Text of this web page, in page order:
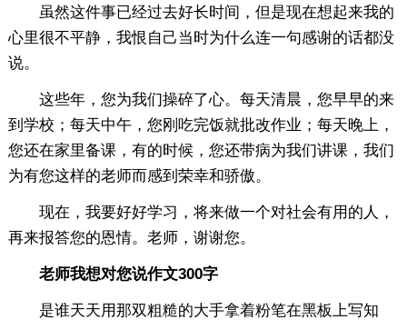
虽然这件事已经过去好长时间，但是现在想起来我的
心里很不平静，我恨自己当时为什么连一句感谢的话都没
说。
这些年，您为我们操碎了心。每天清晨，您早早的来
到学校；每天中午，您刚吃完饭就批改作业；每天晚上，
您还在家里备课，有的时候，您还带病为我们讲课，我们
为有您这样的老师而感到荣幸和骄傲。
现在，我要好好学习，将来做一个对社会有用的人，
再来报答您的恩情。老师，谢谢您。
老师我想对您说作文300字
是谁天天用那双粗糙的大手拿着粉笔在黑板上写知